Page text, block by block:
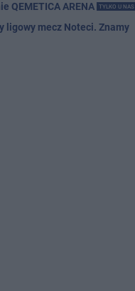
QEMETICA ARENA
TYLKO U NAS
ligowy mecz Noteci. Znamy